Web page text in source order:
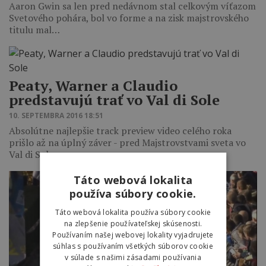
Aaron Gwin sa len pred nedávnom stal celkovým víťazom
Svetového pohára, bol vo forme a na zisk majstrovského
titulu mal…
Peaty, Warner a Claudio
predstavujú trať vo Val di Sole
10. SEPTEMBRA 2016 18:51
Absolútne najlepšie track preview video celého roka
prišlo až na úplný záver - pred Majstrovstvami sveta vo
Val di Sole.
Táto webová lokalita
používa súbory cookie.
Táto webová lokalita používa súbory cookie
na zlepšenie používateľskej skúsenosti.
Používaním našej webovej lokality vyjadrujete
súhlas s používaním všetkých súborov cookie
v súlade s našimi zásadami používania